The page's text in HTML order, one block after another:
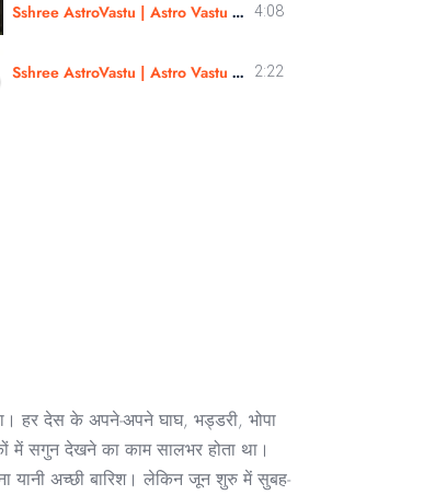
Sshree AstroVastu | Astro Vastu Course | Astro Vastu Workshop | Review | Mr. Dharmesh Vyas 4:08
Sshree AstroVastu | Astro Vastu Workshop | Review |Astrologer Rajendra Singh | Uttarakhand 2:22
हर देस के अपने-अपने घाघ, भड्डरी, भोपा
में सगुन देखने का काम सालभर होता था।
यानी अच्छी बारिश। लेकिन जून शुरु में सुबह-